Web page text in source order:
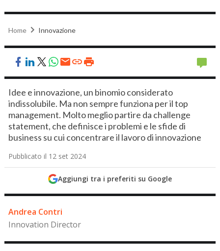
Home Innovazione
Idee e innovazione, un binomio considerato
indissolubile. Ma non sempre funziona per il top
management. Molto meglio partire da challenge
statement, che definisce i problemi e le sfide di
business su cui concentrare il lavoro di innovazione
Pubblicato il 12 set 2024
Aggiungi tra i preferiti su Google
Andrea Contri
Innovation Director